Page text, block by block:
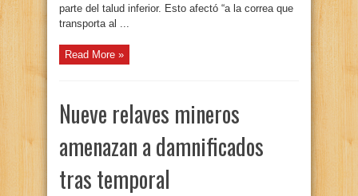
parte del talud inferior. Esto afectó “a la correa que
transporta al ...
Read More »
Nueve relaves mineros
amenazan a damnificados
tras temporal